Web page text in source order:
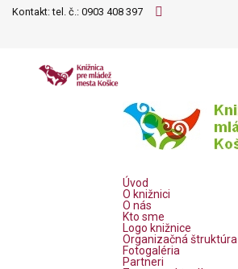
Kontakt: tel. č.: 0903 408 397
Úvod
O knižnici
O nás
Kto sme
Logo knižnice
Organizačná štruktúra
Fotogaléria
Partneri